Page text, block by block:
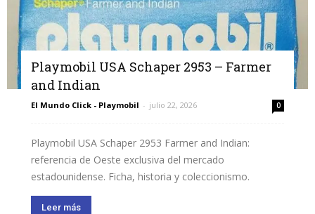
Playmobil USA Schaper 2953 – Farmer
and Indian
El Mundo Click - Playmobil - julio 22, 2026 0
Playmobil USA Schaper 2953 Farmer and Indian:
referencia de Oeste exclusiva del mercado
estadounidense. Ficha, historia y coleccionismo.
Leer más